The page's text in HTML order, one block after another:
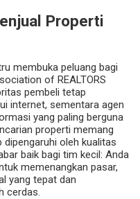
Properti
membuka peluang bagi
of REALTORS
pembeli tetap
internet, sementara agen
yang paling berguna
properti memang
oleh kualitas
baik bagi tim kecil: Anda
memenangkan pasar,
yang tepat dan
cerdas.